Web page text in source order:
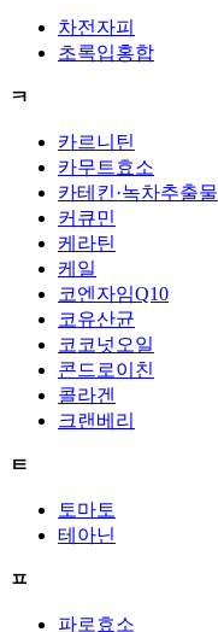
차전자피
초록입홍합
ㅋ
카르니틴
카무트효소
카테킨·녹차추출물
커큐민
케라틴
케일
코엔자임Q10
코유산균
코코넛오일
콘드로이친
콜라겐
크랜베리
ㅌ
토마토
테아닌
ㅍ
파로효소